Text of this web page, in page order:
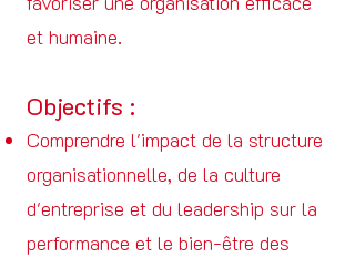
et humaine.
Objectifs :
Comprendre l'impact de la structure
organisationnelle, de la culture
d'entreprise et du leadership sur la
performance et le bien-être des